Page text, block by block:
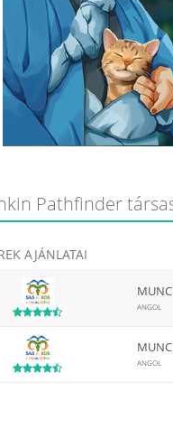
Pathfinder
AJÁNLATAI
ANGOL
ANGOL